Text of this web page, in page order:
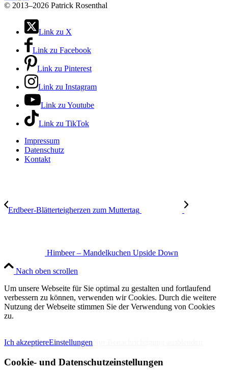
© 2013–2026 Patrick Rosenthal
Link zu X
Link zu Facebook
Link zu Pinterest
Link zu Instagram
Link zu Youtube
Link zu TikTok
Impressum
Datenschutz
Kontakt
Erdbeer-Blätterteigherzen zum Muttertag
Himbeer – Mandelkuchen Upside Down
Nach oben scrollen
Um unsere Webseite für Sie optimal zu gestalten und fortlaufend
verbessern zu können, verwenden wir Cookies. Durch die weitere
Nutzung der Webseite stimmen Sie der Verwendung von Cookies
zu.
Ich akzeptiereEinstellungen
Cookie- und Datenschutzeinstellungen